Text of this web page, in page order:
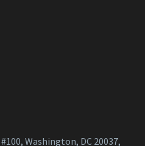
Washington, DC 20037,